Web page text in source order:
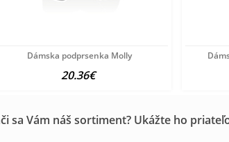
Dámska podprsenka Molly
20.36€
sa Vám náš sortiment? Ukážte ho